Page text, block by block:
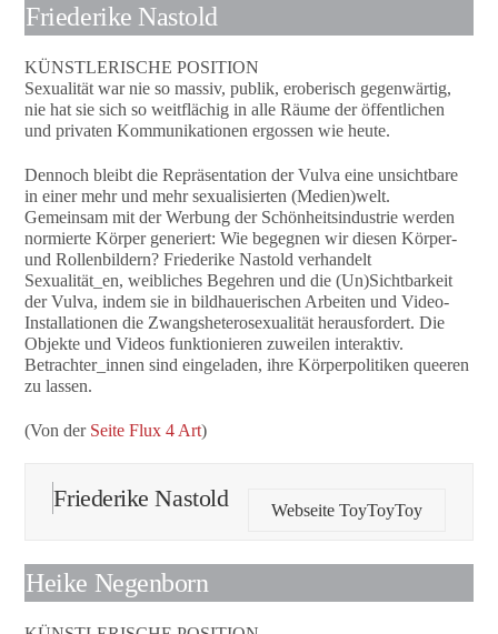
Friederike Nastold
KÜNSTLERISCHE POSITION
Sexualität war nie so massiv, publik, eroberisch gegenwärtig,
nie hat sie sich so weitflächig in alle Räume der öffentlichen
und privaten Kommunikationen ergossen wie heute.
Dennoch bleibt die Repräsentation der Vulva eine unsichtbare
in einer mehr und mehr sexualisierten (Medien)welt.
Gemeinsam mit der Werbung der Schönheitsindustrie werden
normierte Körper generiert: Wie begegnen wir diesen Körper-
und Rollenbildern? Friederike Nastold verhandelt
Sexualität_en, weibliches Begehren und die (Un)Sichtbarkeit
der Vulva, indem sie in bildhauerischen Arbeiten und Video-
Installationen die Zwangsheterosexualität herausfordert. Die
Objekte und Videos funktionieren zuweilen interaktiv.
Betrachter_innen sind eingeladen, ihre Körperpolitiken queeren
zu lassen.
(Von der Seite Flux 4 Art)
Friederike Nastold Webseite ToyToyToy
Heike Negenborn